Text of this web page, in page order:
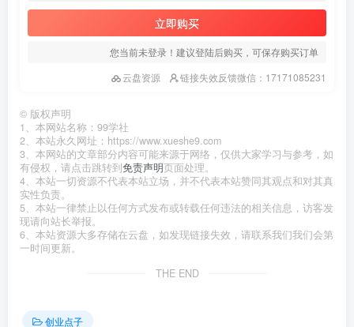
立即购买
您当前未登录！建议登陆后购买，可保存购买订单
云盘资源
链接失效反馈微信：17171085231
© 版权声明
1、本网站名称：99学社
2、本站永久网址：https://www.xueshe9.com
3、本网站的文章部分内容可能来源于网络，仅供大家学习与参考，如
有侵权，请点击跳转到免责声明页面处理。
4、本站一切资源不代表本站立场，并不代表本站赞同其观点和对其真
实性负责。
5、本站一律禁止以任何方式发布或转载任何违法的相关信息，访客发
现请向站长举报。
6、本站资源大多存储在云盘，如发现链接失效，请联系我们我们会第
一时间更新。
THE END
创业点子